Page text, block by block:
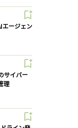
エージェン
サイバー
理